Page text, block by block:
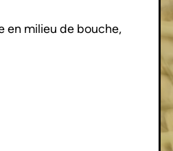
en milieu de bouche,